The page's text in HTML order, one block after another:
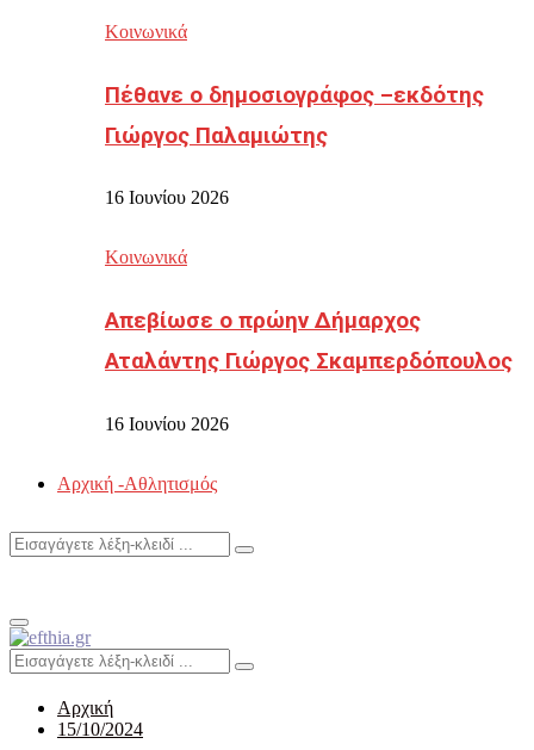
Κοινωνικά
Πέθανε ο δημοσιογράφος –εκδότης
Γιώργος Παλαμιώτης
16 Ιουνίου 2026
Κοινωνικά
Απεβίωσε ο πρώην Δήμαρχος
Αταλάντης Γιώργος Σκαμπερδόπουλος
16 Ιουνίου 2026
Αρχική -Αθλητισμός
Search
Search
Primary
Menu
Search
for:
Search
Αρχική
15/10/2024